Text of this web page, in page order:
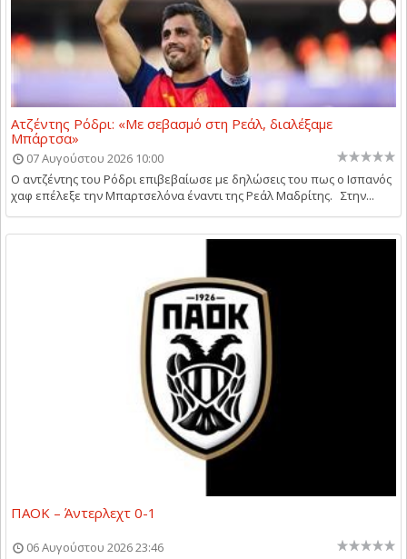
Ατζέντης Ρόδρι: «Με σεβασμό στη Ρεάλ, διαλέξαμε
Μπάρτσα»
07 Αυγούστου 2026 10:00
Ο αντζέντης του Ρόδρι επιβεβαίωσε με δηλώσεις του πως ο Ισπανός
χαφ επέλεξε την Μπαρτσελόνα έναντι της Ρεάλ Μαδρίτης. Στην...
ΠΑΟΚ – Άντερλεχτ 0-1
06 Αυγούστου 2026 23:46